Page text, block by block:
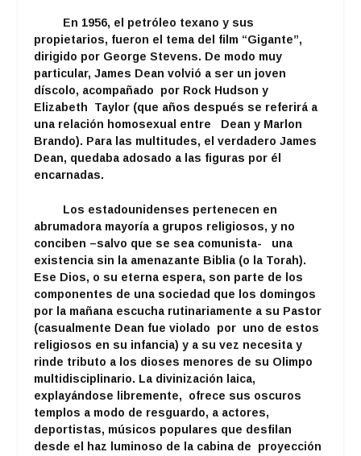
En 1956, el petróleo texano y sus
propietarios, fueron el tema del film “Gigante”,
dirigido por George Stevens. De modo muy
particular, James Dean volvió a ser un joven
díscolo, acompañado por Rock Hudson y
Elizabeth Taylor (que años después se referirá a
una relación homosexual entre Dean y Marlon
Brando). Para las multitudes, el verdadero James
Dean, quedaba adosado a las figuras por él
encarnadas.
Los estadounidenses pertenecen en
abrumadora mayoría a grupos religiosos, y no
conciben –salvo que se sea comunista- una
existencia sin la amenazante Biblia (o la Torah).
Ese Dios, o su eterna espera, son parte de los
componentes de una sociedad que los domingos
por la mañana escucha rutinariamente a su Pastor
(casualmente Dean fue violado por uno de estos
religiosos en su infancia) y a su vez necesita y
rinde tributo a los dioses menores de su Olimpo
multidisciplinario. La divinización laica,
explayándose libremente, ofrece sus oscuros
templos a modo de resguardo, a actores,
deportistas, músicos populares que desfilan
desde el haz luminoso de la cabina de proyección